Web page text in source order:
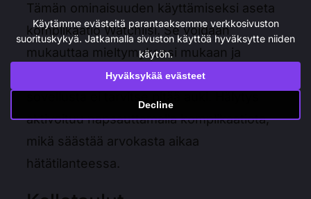
Tämän ominaisuuden käyttämiseksi aseta
komplikaatio Watchiisi. Se voidaan
mukauttaa mieltymyksesi mukaan ja
sijoittaa vakio kellotauluun, jolloin
aktivoituu napsauttamalla komplikaatiota,
mikä säästää arvokasta aikaa
hätätilanteessa.
Käytämme evästeitä parantaaksemme verkkosivuston
suorituskykyä. Jatkamalla sivuston käyttöä hyväksytte niiden
käytön.
Hyväksykää evästeet
Decline